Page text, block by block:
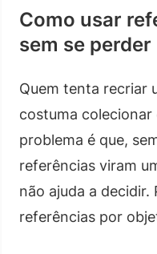
Como usar
sem se perder
Quem tenta recriar
costuma colecionar
problema é que,
referências viram
não ajuda a decidir.
referências por